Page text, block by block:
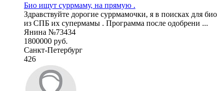
Био ищут суррмаму, на прямую .
Здравствуйте дорогие суррмамочки, я в поисках для био
из СПБ их супермамы . Программа после одобрени ...
Янина №73434
1800000 руб.
Санкт-Петербург
426